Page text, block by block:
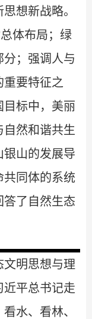
想新战略。
体布局；绿
；强调人与
重要特征之
标中，美丽
然和谐共生
银山的发展导
共同体的系统
答了自然生态
文明思想与理
近平总书记走
水、看林、